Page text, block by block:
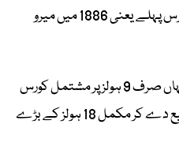
گالف کلب ہے، جو اس سے ایک برس پہلے یعنی 1886 میں میرو
جب اس گالف کلب افتتاح ہوا تو یہاں صرف 9 ہولز پر مشتمل کورس
موجود تھا۔ تاہم، بعد میں اسے توسیع دے کر مکمل 18 ہولز کے بڑے